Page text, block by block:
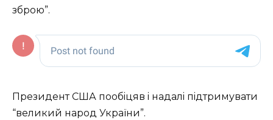
збpoю”.
Пpeзидeнт США пooбiцяв i нaдaлi пiдтpимyвaти
“вeликий нapoд Укpaїни”.